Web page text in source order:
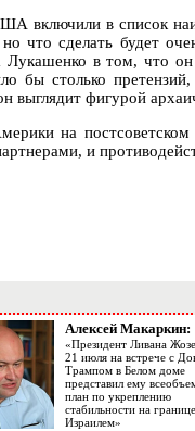
включили в список
что сделать будет
в том, что он
бы столько
фигурой
на
и
Алексей Макаркин:
«Президент Ливана
21 июля на встрече с
Трампом в Белом доме
представил ему
план по укреплению
стабильности на
Израилем»